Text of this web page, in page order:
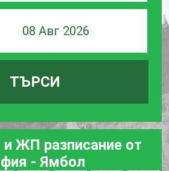
08 Авг 2026
ТЪРСИ
и ЖП разписание от
- Ямбол